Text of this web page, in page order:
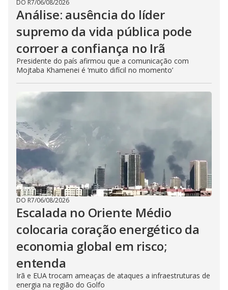
DO R7/06/08/2026
Análise: ausência do líder
supremo da vida pública pode
corroer a confiança no Irã
Presidente do país afirmou que a comunicação com
Mojtaba Khamenei é ‘muito difícil no momento’
DO R7/06/08/2026
Escalada no Oriente Médio
colocaria coração energético da
economia global em risco;
entenda
Irã e EUA trocam ameaças de ataques a infraestruturas de
energia na região do Golfo